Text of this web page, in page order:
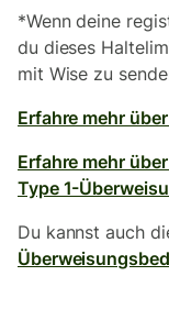
*Wenn deine
du dieses
mit Wise zu
Erfahre mehr
Erfahre mehr
Type 1-
Du kannst auch